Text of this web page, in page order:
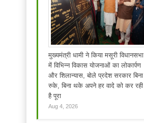
मुख्यमंत्री धामी ने किया मसूरी विधानसभा
में विभिन्न विकास योजनाओं का लोकार्पण
और शिलान्यास, बोले प्रदेश सरकार बिना
रुके, बिना थके अपने हर वादे को कर रही
है पूरा
Aug 4, 2026